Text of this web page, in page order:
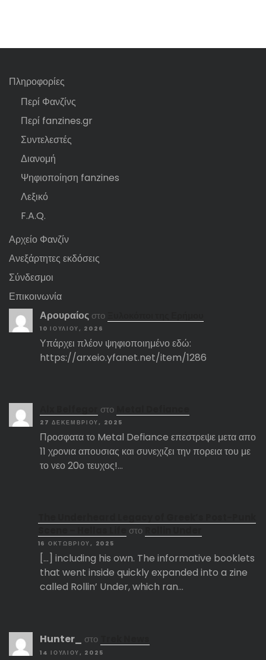
Πληροφορίες
Περί Φανζίνς
Περί fanzines.gr
Συντελεστές
Διανομή
Ψηφιοποίηση fanzines
Λεξικό
F.A.Q.
Αρχείο Φανζίν
Ανεξάρτητες εκδόσεις
Σύνδεσμοι
Επικοινωνία
Αρουραίος στο
10 ΙΟΥΛΊΟΥ, 2026
Υπάρχει πλέον ψηφιοποιημένο εδώ:
https://arxeio.yfanet.net/item/1286
στο
27 ΔΕΚΕΜΒΡΊΟΥ, 2025
Προσφατα το Metal Defiance επεστρεψε μετα απο
11 χρονια απουσιας και συνεχιζει την πορεια του με
το νεο 20ο τευχος!…
στο
16 ΟΚΤΩΒΡΊΟΥ, 2025
[…] including his own. The informative booklets
that went inside quickly expanded into a zine
called Rollin’ Under, which ran…
Hunter_ στο
14 ΙΟΥΛΊΟΥ, 2025